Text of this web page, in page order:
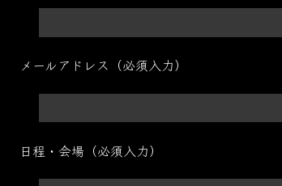
メールアドレス（必須入力）
日程・会場（必須入力）